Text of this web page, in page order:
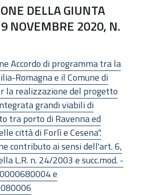
DELLA GIUNTA
NOVEMBRE 2020, N.
Accordo di programma tra la
Romagna e il Comune di
la realizzazione del progetto
grandi viabili di
tra porto di Ravenna ed
città di Forlì e Cesena".
contributo ai sensi dell'art. 6,
L.R. n. 24/2003 e succ.mod. -
e